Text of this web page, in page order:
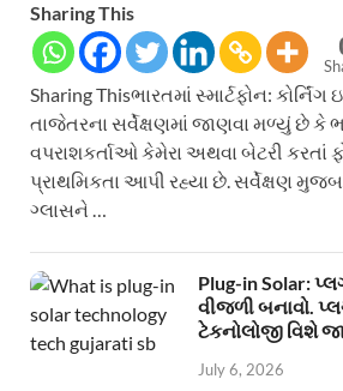
Sharing This
Sharing Thisભારતમાં સ્માર્ટફોન: કોર્નિંગ
તાજેતરના સર્વેક્ષણમાં જાણવા મળ્યું છે કે
વપરાશકર્તાઓ કેમેરા અથવા બેટરી કરતાં
પ્રાથમિકતા આપી રહ્યા છે. સર્વેક્ષણ
ગ્લાસને …
Plug-in Solar:
વીજળી બનાવો.
ટેકનોલોજી વિશે
July 6, 2026